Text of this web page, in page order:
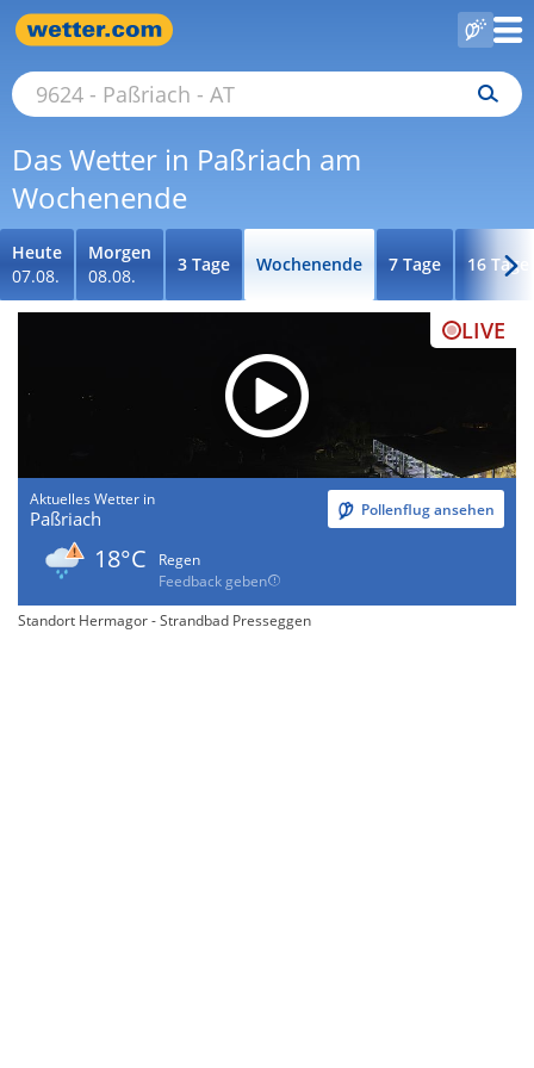
Das Wetter in Paßriach am
Wochenende
Heute
07.08.
Morgen
08.08.
3 Tage Wochenende 7 Tage 16 Tage
LIVE
Aktuelles Wetter in
Paßriach Pollenflug ansehen
18°C
Regen
Feedback geben
Standort Hermagor - Strandbad Presseggen